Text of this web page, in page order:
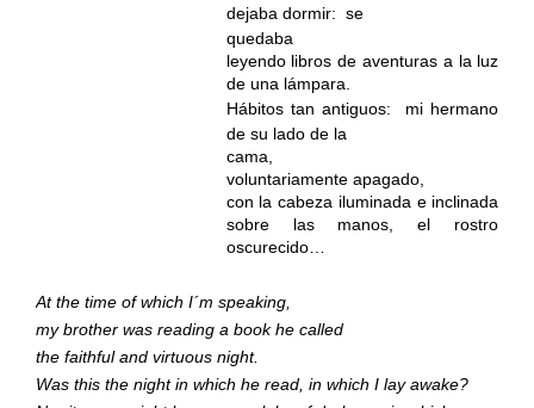
dejaba dormir: se
quedaba
leyendo libros de aventuras a la luz
de una lámpara.
Hábitos tan antiguos:
mi hermano
de su lado de la
cama,
voluntariamente apagado,
con la cabeza iluminada e inclinada
sobre las manos, el rostro
oscurecido…
At the time of which I´m speaking,
my brother was reading a book he called
the faithful and virtuous night.
Was this the night in which he read, in which I lay awake?